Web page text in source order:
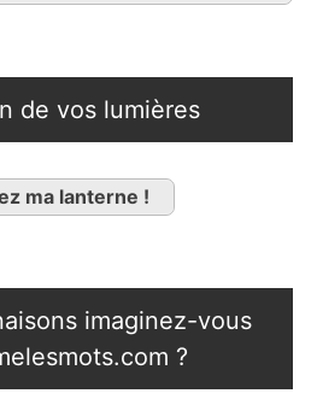
de vos lumières
ma lanterne !
imaginez-vous
?